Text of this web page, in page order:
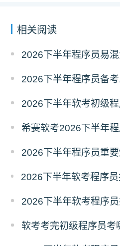
相关阅读
2026下半年程序员易
2026下半年程序员备
2026下半年软考初级
希赛软考2026下半年
2026下半年程序员重
2026下半年软考程序
软考考完初级程序员考